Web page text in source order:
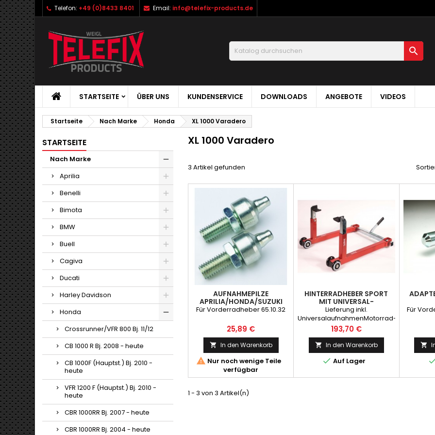
Telefon: +49 (0)8433 8401 Email: info@telefix-products.de

STARTSEITE ÜBER UNS KUNDENSERVICE DOWNLOADS ANGEBOTE VIDEOS
Startseite Nach Marke Honda XL 1000 Varadero
STARTSEITE
Nach Marke
Aprilia
Benelli
Bimota
BMW
Buell
Cagiva
Ducati
Harley Davidson
Honda
Crossrunner/VFR 800 Bj. 11/12
CB 1000 R Bj. 2008 - heute
CB 1000F (Hauptst.) Bj. 2010 -
heute
VFR 1200 F (Hauptst.) Bj. 2010 -
heute
CBR 1000RR Bj. 2007 - heute
CBR 1000RR Bj. 2004 - heute
XL 1000 Varadero
3 Artikel gefunden
AUFNAHMEPILZE
APRILIA/HONDA/SUZUKI
Für Vorderradheber 65.10.32
Preis
25,89 €
 In den Warenkorb
 Nur noch wenige Teile
verfügbar
HINTERRADHEBER SPORT
MIT UNIVERSAL-
AUFNAHMEN
Lieferung inkl.
UniversalaufnahmenMotorrad-
Urteil: sehr gut2Räder-Urteil:
Sehr gutMotorradfahrer:
Empfehlung
Preis
193,70 €
 In den Warenkorb
 Auf Lager
Für

1 - 3 von 3 Artikel(n)